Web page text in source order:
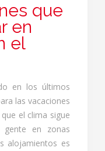
que
en
el
en los últimos
las vacaciones
el clima sigue
gente en zonas
alojamientos es